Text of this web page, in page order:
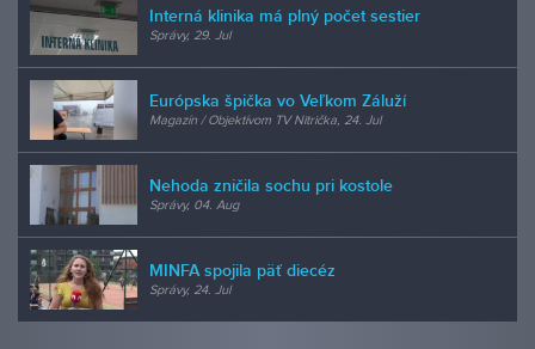
Interná klinika má plný počet sestier
Správy, 29. Jul
Európska špička vo Veľkom Záluží
Magazín / Objektívom TV Nitrička, 24. Jul
Nehoda zničila sochu pri kostole
Správy, 04. Aug
MINFA spojila päť diecéz
Správy, 24. Jul